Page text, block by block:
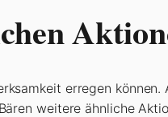
erregen
weitere ähnliche